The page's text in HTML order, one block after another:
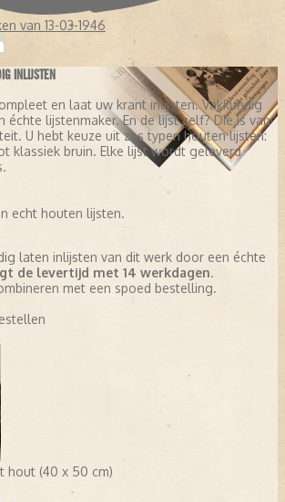
van 13-03-1946
INLIJSTEN
en laat uw krant inlijsten. Vakkundig
échte lijstenmaker. En de lijst zelf? Die is van
U hebt keuze uit zes typen houten lijsten:
klassiek bruin. Elke lijst wordt geleverd
echt houten lijsten.
laten inlijsten van dit werk door een échte
de levertijd met 14 werkdagen.
met een spoed bestelling.
hout (40 x 50 cm)